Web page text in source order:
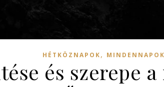
HÉTKÖZNAPOK, MINDENNAPOK
és szerepe